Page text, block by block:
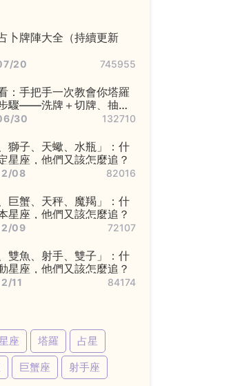
卜牌陣大全（持續更新
20 745955
：手把手一次教會你塔羅
驟——洗牌＋切牌、抽
陣！
30 132710
獅子、天蠍、水瓶」：什
星座，他們又該怎麼追？
08 82016
巨蟹、天秤、魔羯」：什
星座，他們又該怎麼追？
09 72107
雙魚、射手、雙子」：什
星座，他們又該怎麼追？
11 84174
座 塔羅
占星
巨蟹座
射手座